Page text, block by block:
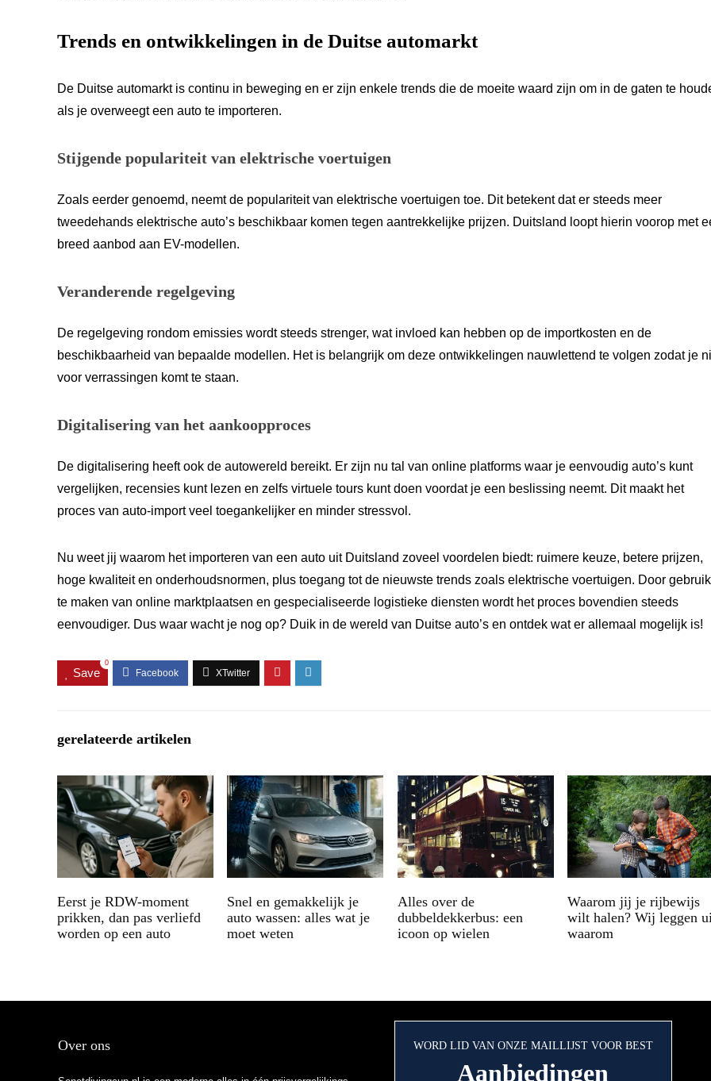
Trends en ontwikkelingen in de Duitse automarkt
De Duitse automarkt is continu in beweging en er zijn enkele trends die de moeite waard zijn om in de gaten te
als je overweegt een auto te importeren.
Stijgende populariteit van elektrische voertuigen
Zoals eerder genoemd, neemt de populariteit van elektrische voertuigen toe. Dit betekent dat er steeds meer
tweedehands elektrische auto’s beschikbaar komen tegen aantrekkelijke prijzen. Duitsland loopt hierin voorop met
breed aanbod aan EV-modellen.
Veranderende regelgeving
De regelgeving rondom emissies wordt steeds strenger, wat invloed kan hebben op de importkosten en de
beschikbaarheid van bepaalde modellen. Het is belangrijk om deze ontwikkelingen nauwlettend te volgen zodat je
voor verrassingen komt te staan.
Digitalisering van het aankoopproces
De digitalisering heeft ook de autowereld bereikt. Er zijn nu tal van online platforms waar je eenvoudig auto’s kunt
vergelijken, recensies kunt lezen en zelfs virtuele tours kunt doen voordat je een beslissing neemt. Dit maakt het
proces van auto-import veel toegankelijker en minder stressvol.
Nu weet jij waarom het importeren van een auto uit Duitsland zoveel voordelen biedt: ruimere keuze, betere prijzen,
hoge kwaliteit en onderhoudsnormen, plus toegang tot de nieuwste trends zoals elektrische voertuigen. Door gebruik
te maken van online marktplaatsen en gespecialiseerde logistieke diensten wordt het proces bovendien steeds
eenvoudiger. Dus waar wacht je nog op? Duik in de wereld van Duitse auto’s en ontdek wat er allemaal mogelijk is!
Save
0
gerelateerde artikelen
Eerst je RDW-moment
prikken, dan pas verliefd
worden op een auto
Snel en gemakkelijk je
auto wassen: alles wat je
moet weten
Alles over de
dubbeldekkerbus: een
icoon op wielen
Waarom jij je rijbewijs
wilt halen? Wij leggen
waarom
Over ons WORD LID VAN ONZE MAILLIJST VOOR BEST
Aanbiedingen